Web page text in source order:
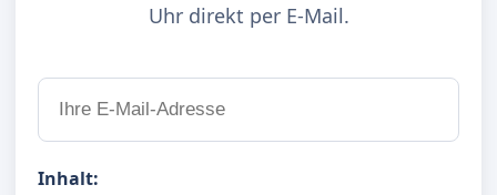
Uhr direkt per E-Mail.
Inhalt: